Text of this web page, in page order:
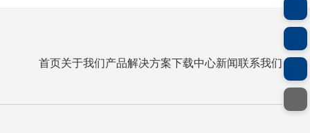
首页关于我们产品解决方案下载中心新闻联系我们